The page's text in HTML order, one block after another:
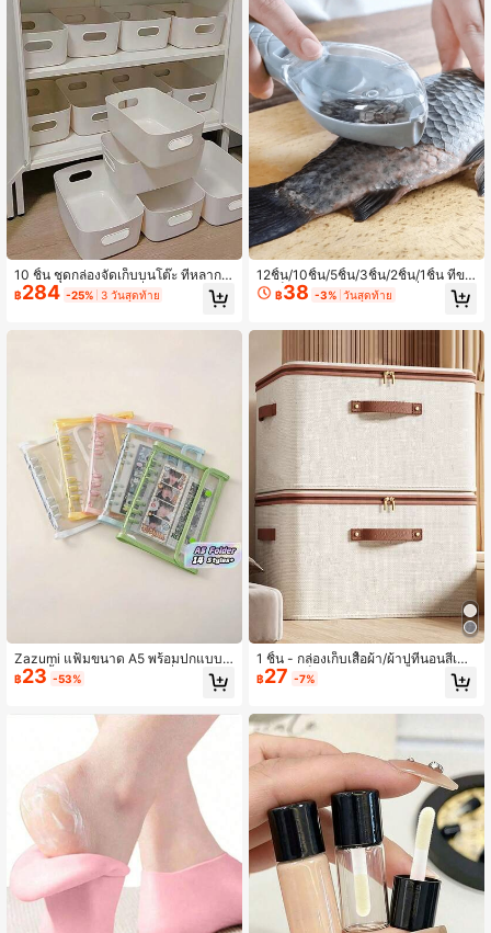
10 ชิ้น ชุดกล่องจัดเก็บบนโต๊ะ ที่หลากห
ลาย - เหมาะสำหรับเครื่องสำอาง, ขนม
และอื่นๆ - ตลับพลาสติกจัดระเบียบ สำห
ดระเบียบ, ที่จัดเก็บ, ที่เก็บลิ้นชัก, การเดิ
นทาง, สิ่งของในครัว, อุปกรณ์ครัว, เครื่
องมือทำครัว, สิ่งของในครัว
฿284 -25% 3 วันสุดท้าย
Zazumi แฟ้มขนาด A5 พร้อมปกแบบยึ
ดสองชั้น, ถุงใส่ไส้ในแบบเปลี่ยนได้ 10
ชิ้น, สมุดสะสมรูปภาพแบบ DIY, ชั้นวาง
ปกรณ์การเรียน
฿23 -53%
นักเดินทางบ่อย, กล่องไม้จิ้มฟันสร้างสร
รค์, กล่องเก็บไม้จิ้มฟันในครัวเรือน, ที่จั
ดระเบียบไม้จิ้มฟันสำหรับเฟอร์นิเจอร์แ
ละถังไม้จิ้มฟัน
12ชิ้น/10ชิ้น/5ชิ้น/3ชิ้น/2ชิ้น/1ชิ้น ที่ขอ
ดเกล็ดปลาแบบแมนนวล, เครื่องขอดเก
ล็ดปลาในครัวเรือนพร้อมฝาครอบ, เหม
฿38 -3% วันสุดท้าย
1 ชิ้น - กล่องเก็บเสื้อผ้า/ผ้าปูที่นอนสีเท
า, กล่องเก็บของแบบพับได้พร้อมซิปและ
มือจับ, กล่องเก็บของสีเทา, วัสดุโพลีเอสเ
งและทนทาน, อเนกประสงค์, สามารถใ
ช้เก็บเสื้อผ้า ของเล่น และสิ่งของอื่นๆ
฿27 -7%